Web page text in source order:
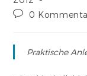
0
Praktische